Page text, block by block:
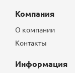
Компания
О компании
Контакты
Информация